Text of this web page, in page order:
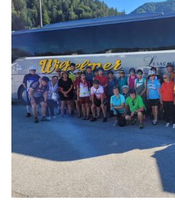
Gemeinderundschreiben
SERVICE
Aktuelle Informationen
Formulare
Gebühren/Steuern
Leerstandsabgabe
INFOS
Müllentsorgung
Wasserversorgung
Friedhöfe
GEMEINDE